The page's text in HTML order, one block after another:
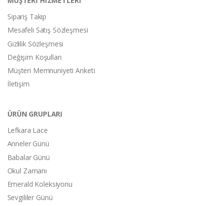
Sipariş Takip
Mesafeli Satış Sözleşmesi
Gizlilik Sözleşmesi
Değişim Koşulları
Müşteri Memnuniyeti Anketi
İletişim
ÜRÜN GRUPLARI
Lefkara Lace
Anneler Günü
Babalar Günü
Okul Zamanı
Emerald Koleksiyonu
Sevgililer Günü